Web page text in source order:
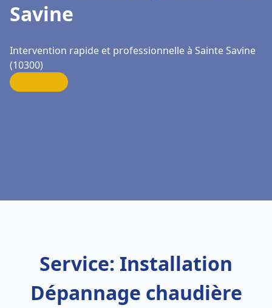
Savine
Intervention rapide et professionnelle à Sainte Savine
(10300)
Service: Installation
Dépannage chaudière